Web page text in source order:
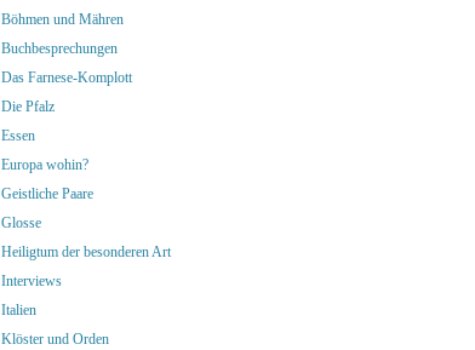
Böhmen und Mähren
Buchbesprechungen
Das Farnese-Komplott
Die Pfalz
Essen
Europa wohin?
Geistliche Paare
Glosse
Heiligtum der besonderen Art
Interviews
Italien
Klöster und Orden